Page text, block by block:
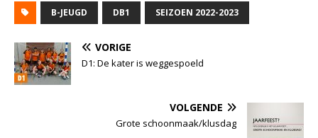
B-JEUGD DB1 SEIZOEN 2022-2023
VORIGE
D1: De kater is weggespoeld
VOLGENDE
Grote schoonmaak/klusdag